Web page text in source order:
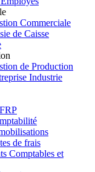
Commerciale
de Caisse
de Production
Industrie
de frais
Comptables et